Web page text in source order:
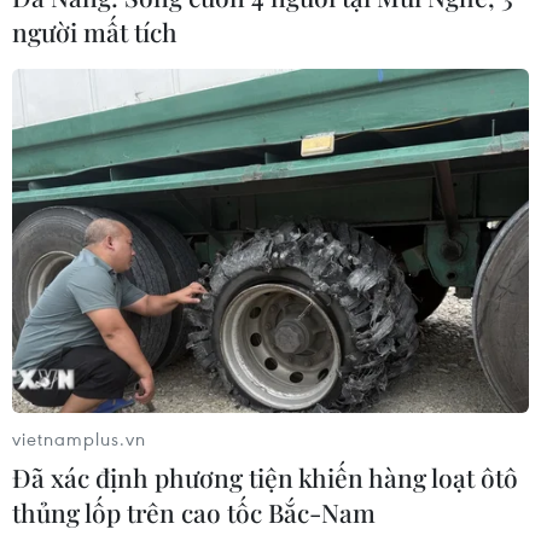
người mất tích
vietnamplus.vn
Đã xác định phương tiện khiến hàng loạt ôtô
thủng lốp trên cao tốc Bắc-Nam